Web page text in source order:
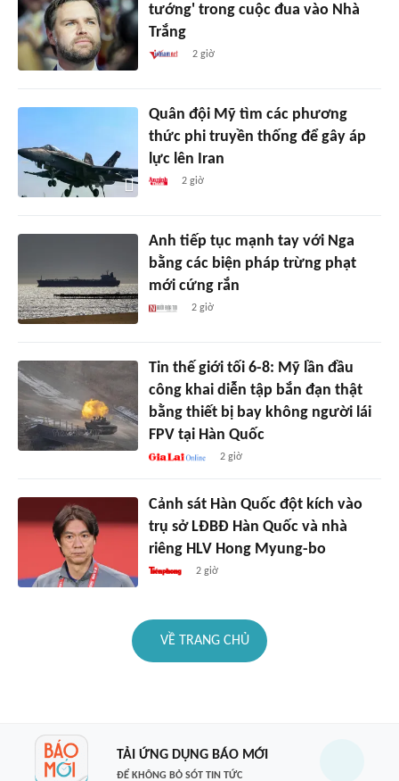
tướng' trong cuộc đua vào Nhà
Trắng
2 giờ
Quân đội Mỹ tìm các phương
thức phi truyền thống để gây áp
lực lên Iran
2 giờ
Anh tiếp tục mạnh tay với Nga
bằng các biện pháp trừng phạt
mới cứng rắn
2 giờ
Tin thế giới tối 6-8: Mỹ lần đầu
công khai diễn tập bắn đạn thật
bằng thiết bị bay không người lái
FPV tại Hàn Quốc
2 giờ
Cảnh sát Hàn Quốc đột kích vào
trụ sở LĐBĐ Hàn Quốc và nhà
riêng HLV Hong Myung-bo
2 giờ
VỀ TRANG CHỦ
TẢI ỨNG DỤNG BÁO MỚI
ĐỂ KHÔNG BỎ SÓT TIN TỨC